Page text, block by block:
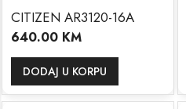
CITIZEN AR3120-16A
640.00 KM
DODAJ U KORPU